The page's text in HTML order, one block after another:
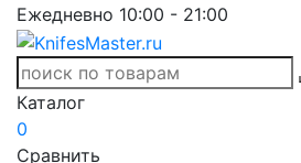
Ежедневно 10:00 - 21:00
Каталог
0
Сравнить